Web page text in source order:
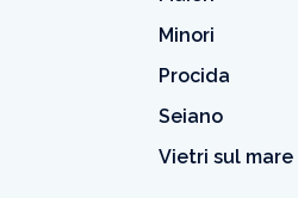
Minori
Procida
Seiano
Vietri sul mare